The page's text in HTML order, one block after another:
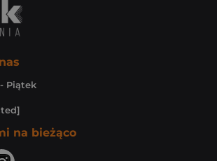
Piątek
na bieżąco